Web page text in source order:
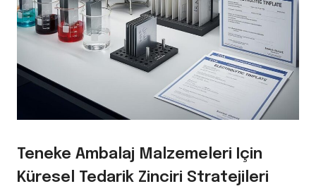
Teneke Ambalaj Malzemeleri Için
Küresel Tedarik Zinciri Stratejileri